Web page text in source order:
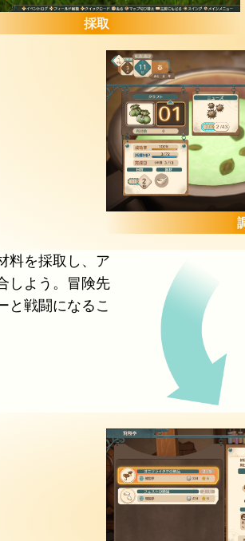
採取
料を採取し、ア
しよう。冒険先
と戦闘になるこ